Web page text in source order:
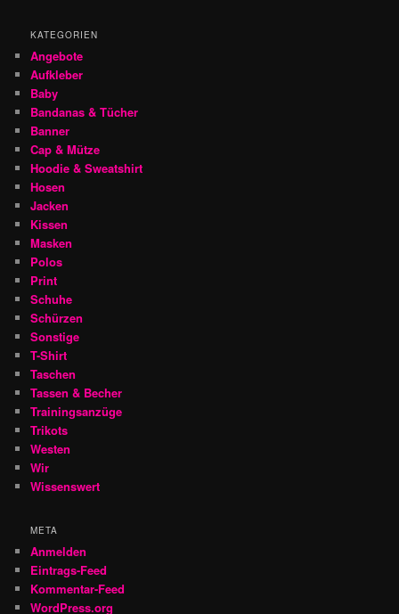
KATEGORIEN
Angebote
Aufkleber
Baby
Bandanas & Tücher
Banner
Cap & Mütze
Hoodie & Sweatshirt
Hosen
Jacken
Kissen
Masken
Polos
Print
Schuhe
Schürzen
Sonstige
T-Shirt
Taschen
Tassen & Becher
Trainingsanzüge
Trikots
Westen
Wir
Wissenswert
META
Anmelden
Eintrags-Feed
Kommentar-Feed
WordPress.org